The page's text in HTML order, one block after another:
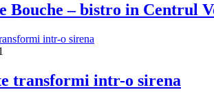
Bouche – bistro in Centrul
transformi intr-o sirena